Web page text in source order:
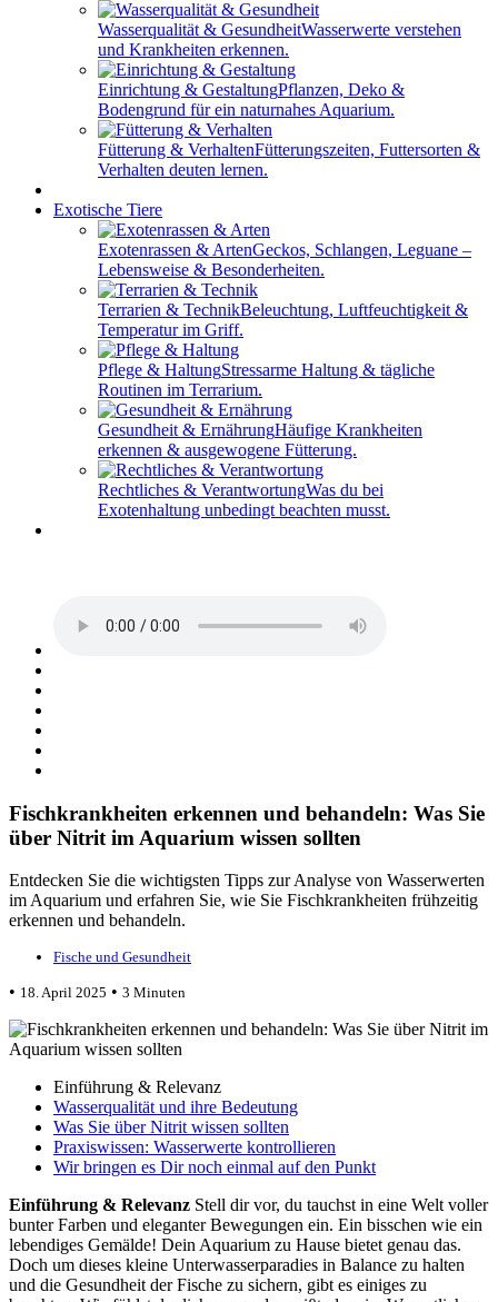
Wasserqualität & GesundheitWasserwerte verstehen
und Krankheiten erkennen.
Einrichtung & GestaltungPflanzen, Deko &
Bodengrund für ein naturnahes Aquarium.
Fütterung & VerhaltenFütterungszeiten, Futtersorten &
Verhalten deuten lernen.
Exotische Tiere
Exotenrassen & ArtenGeckos, Schlangen, Leguane –
Lebensweise & Besonderheiten.
Terrarien & TechnikBeleuchtung, Luftfeuchtigkeit &
Temperatur im Griff.
Pflege & HaltungStressarme Haltung & tägliche
Routinen im Terrarium.
Gesundheit & ErnährungHäufige Krankheiten
erkennen & ausgewogene Fütterung.
Rechtliches & VerantwortungWas du bei
Exotenhaltung unbedingt beachten musst.
Fischkrankheiten erkennen und behandeln: Was Sie
über Nitrit im Aquarium wissen sollten
Entdecken Sie die wichtigsten Tipps zur Analyse von Wasserwerten
im Aquarium und erfahren Sie, wie Sie Fischkrankheiten frühzeitig
erkennen und behandeln.
Fische und Gesundheit
• 18. April 2025 • 3 Minuten
Einführung & Relevanz
Wasserqualität und ihre Bedeutung
Was Sie über Nitrit wissen sollten
Praxiswissen: Wasserwerte kontrollieren
Wir bringen es Dir noch einmal auf den Punkt
Einführung & Relevanz Stell dir vor, du tauchst in eine Welt voller
bunter Farben und eleganter Bewegungen ein. Ein bisschen wie ein
lebendiges Gemälde! Dein Aquarium zu Hause bietet genau das.
Doch um dieses kleine Unterwasserparadies in Balance zu halten
und die Gesundheit der Fische zu sichern, gibt es einiges zu